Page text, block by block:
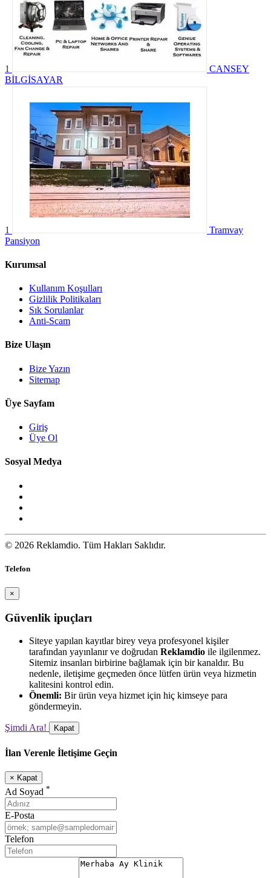
1
CANSEY
BİLGİSAYAR
1
Tramvay
Pansiyon
Kurumsal
Kullanım Koşulları
Gizlilik Politikaları
Sık Sorulanlar
Anti-Scam
Bize Ulaşın
Bize Yazın
Sitemap
Üye Sayfam
Giriş
Üye Ol
Sosyal Medya
© 2026 Reklamdio. Tüm Hakları Saklıdır.
Telefon
×
Güvenlik ipuçları
Siteye yapılan kayıtlar birey veya profesyonel kişiler
tarafından yayınlanır ve doğrudan Reklamdio ile ilgilenmez.
Sitemiz insanları birbirine bağlamak için bir kanaldır. Bu
nedenle, iletişime geçmeden önce lütfen ürün veya hizmetin
kalitesini kontrol edin.
Önemli: Bir ürün veya hizmet için hiç kimseye para
göndermeyin.
Şimdi Ara! Kapat
İlan Verenle İletişime Geçin
× Kapat
Ad Soyad *
E-Posta
Telefon